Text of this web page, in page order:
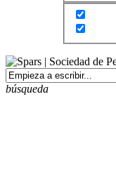
búsqueda